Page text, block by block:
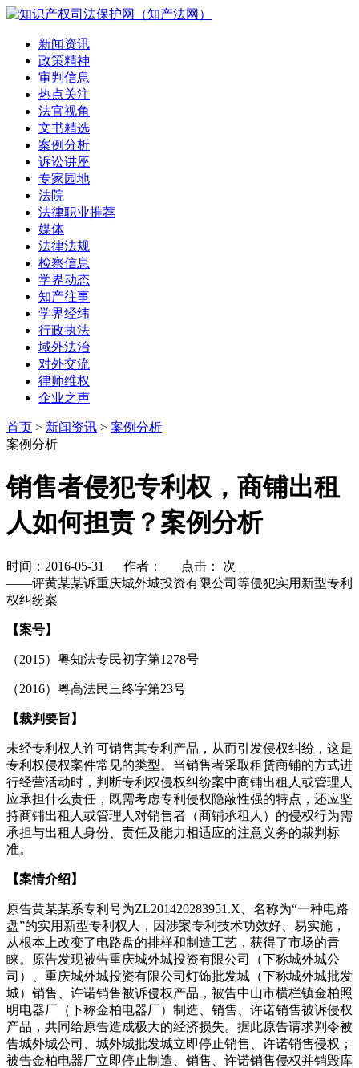
新闻资讯
政策精神
审判信息
热点关注
法官视角
文书精选
案例分析
诉讼讲座
专家园地
法院
法律职业推荐
媒体
法律法规
检察信息
学界动态
知产往事
学界经纬
行政执法
域外法治
对外交流
律师维权
企业之声
首页 > 新闻资讯 > 案例分析
案例分析
销售者侵犯专利权，商铺出租
人如何担责？案例分析
时间：2016-05-31 作者： 点击：
次
——评黄某某诉重庆城外城投资有限公司等侵犯实用新型专利
权纠纷案
【案号】
（2015）粤知法专民初字第1278号
（2016）粤高法民三终字第23号
【裁判要旨】
未经专利权人许可销售其专利产品，从而引发侵权纠纷，这是
专利权侵权案件常见的类型。当销售者采取租赁商铺的方式进
行经营活动时，判断专利权侵权纠纷案中商铺出租人或管理人
应承担什么责任，既需考虑专利侵权隐蔽性强的特点，还应坚
持商铺出租人或管理人对销售者（商铺承租人）的侵权行为需
承担与出租人身份、责任及能力相适应的注意义务的裁判标
准。
【案情介绍】
原告黄某某系专利号为ZL201420283951.X、名称为“一种电路
盘”的实用新型专利权人，因涉案专利技术功效好、易实施，
从根本上改变了电路盘的排样和制造工艺，获得了市场的青
睐。原告发现被告重庆城外城投资有限公司（下称城外城公
司）、重庆城外城投资有限公司灯饰批发城（下称城外城批发
城）销售、许诺销售被诉侵权产品，被告中山市横栏镇金柏照
明电器厂（下称金柏电器厂）制造、销售、许诺销售被诉侵权
产品，共同给原告造成极大的经济损失。据此原告请求判令被
告城外城公司、城外城批发城立即停止销售、许诺销售侵权；
被告金柏电器厂立即停止制造、销售、许诺销售侵权并销毁库